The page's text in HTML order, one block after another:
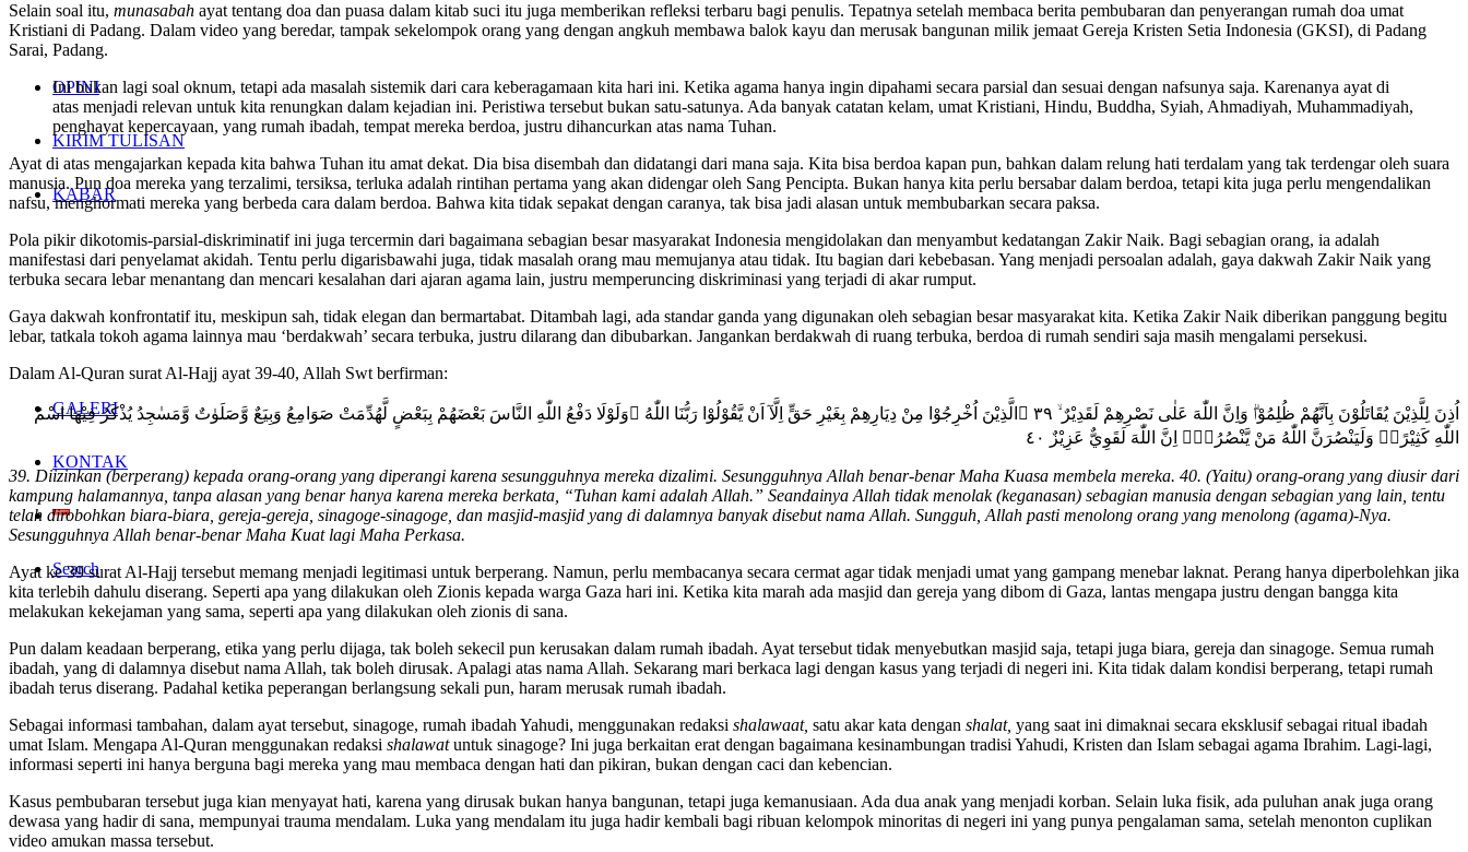
OPINI
KIRIM TULISAN
KABAR
GALERI
KONTAK
Search
Selain soal itu, munasabah ayat tentang doa dan puasa dalam kitab suci itu juga memberikan refleksi terbaru bagi penulis. Tepatnya setelah membaca berita pembubaran dan penyerangan rumah doa umat
Kristiani di Padang. Dalam video yang beredar, tampak sekelompok orang yang dengan angkuh membawa balok kayu dan merusak bangunan milik jemaat Gereja Kristen Setia Indonesia (GKSI), di Padang
Sarai, Padang.
Ini bukan lagi soal oknum, tetapi ada masalah sistemik dari cara keberagamaan kita hari ini. Ketika agama hanya ingin dipahami secara parsial dan sesuai dengan nafsunya saja. Karenanya ayat di
atas menjadi relevan untuk kita renungkan dalam kejadian ini. Peristiwa tersebut bukan satu-satunya. Ada banyak catatan kelam, umat Kristiani, Hindu, Buddha, Syiah, Ahmadiyah, Muhammadiyah,
penghayat kepercayaan, yang rumah ibadah, tempat mereka berdoa, justru dihancurkan atas nama Tuhan.
Ayat di atas mengajarkan kepada kita bahwa Tuhan itu amat dekat. Dia bisa disembah dan didatangi dari mana saja. Kita bisa berdoa kapan pun, bahkan dalam relung hati terdalam yang tak terdengar oleh suara
manusia. Pun doa mereka yang terzalimi, tersiksa, terluka adalah rintihan pertama yang akan didengar oleh Sang Pencipta. Bukan hanya kita perlu bersabar dalam berdoa, tetapi kita juga perlu mengendalikan
nafsu, menghormati mereka yang berbeda cara dalam berdoa. Bahwa kita tidak sepakat dengan caranya, tak bisa jadi alasan untuk membubarkan secara paksa.
Pola pikir dikotomis-parsial-diskriminatif ini juga tercermin dari bagaimana sebagian besar masyarakat Indonesia mengidolakan dan menyambut kedatangan Zakir Naik. Bagi sebagian orang, ia adalah
manifestasi dari penyelamat akidah. Tentu perlu digarisbawahi juga, tidak masalah orang mau memujanya atau tidak. Itu bagian dari kebebasan. Yang menjadi persoalan adalah, gaya dakwah Zakir Naik yang
terbuka secara lebar menantang dan mencari kesalahan dari ajaran agama lain, justru memperuncing diskriminasi yang terjadi di akar rumput.
Gaya dakwah konfrontatif itu, meskipun sah, tidak elegan dan bermartabat. Ditambah lagi, ada standar ganda yang digunakan oleh sebagian besar masyarakat kita. Ketika Zakir Naik diberikan panggung begitu
lebar, tatkala tokoh agama lainnya mau ‘berdakwah’ secara terbuka, justru dilarang dan dibubarkan. Jangankan berdakwah di ruang terbuka, berdoa di rumah sendiri saja masih mengalami persekusi.
Dalam Al-Quran surat Al-Hajj ayat 39-40, Allah Swt berfirman:
اُذِنَ لِلَّذِيْنَ يُقَاتَلُوْنَ بِاَنَّهُمْ ظُلِمُوْاۗ وَاِنَّ اللّٰهَ عَلٰى نَصْرِهِمْ لَقَدِيْرٌ ۙ ٣٩ ۨالَّذِيْنَ اُخْرِجُوْا مِنْ دِيَارِهِمْ بِغَيْرِ حَقٍّ اِلَّآ اَنْ يَّقُوْلُوْا رَبُّنَا اللّٰهُ ۗوَلَوْلَا دَفْعُ اللّٰهِ النَّاسَ بَعْضَهُمْ بِبَعْضٍ لَّهُدِّمَتْ صَوَامِعُ وَبِيَعٌ وَّصَلَوٰتٌ وَّمَسٰجِدُ يُذْكَرُ فِيْهَا اسْمُ
اللّٰهِ كَثِيْرًاۗ وَلَيَنْصُرَنَّ اللّٰهُ مَنْ يَّنْصُرُهٗۗ اِنَّ اللّٰهَ لَقَوِيٌّ عَزِيْزٌ ٤٠
39. Diizinkan (berperang) kepada orang-orang yang diperangi karena sesungguhnya mereka dizalimi. Sesungguhnya Allah benar-benar Maha Kuasa membela mereka. 40. (Yaitu) orang-orang yang diusir dari
kampung halamannya, tanpa alasan yang benar hanya karena mereka berkata, “Tuhan kami adalah Allah.” Seandainya Allah tidak menolak (keganasan) sebagian manusia dengan sebagian yang lain, tentu
telah dirobohkan biara-biara, gereja-gereja, sinagoge-sinagoge, dan masjid-masjid yang di dalamnya banyak disebut nama Allah. Sungguh, Allah pasti menolong orang yang menolong (agama)-Nya.
Sesungguhnya Allah benar-benar Maha Kuat lagi Maha Perkasa.
Ayat ke 39 surat Al-Hajj tersebut memang menjadi legitimasi untuk berperang. Namun, perlu membacanya secara cermat agar tidak menjadi umat yang gampang menebar laknat. Perang hanya diperbolehkan jika
kita terlebih dahulu diserang. Seperti apa yang dilakukan oleh Zionis kepada warga Gaza hari ini. Ketika kita marah ada masjid dan gereja yang dibom di Gaza, lantas mengapa justru dengan bangga kita
melakukan kekejaman yang sama, seperti apa yang dilakukan oleh zionis di sana.
Pun dalam keadaan berperang, etika yang perlu dijaga, tak boleh sekecil pun kerusakan dalam rumah ibadah. Ayat tersebut tidak menyebutkan masjid saja, tetapi juga biara, gereja dan sinagoge. Semua rumah
ibadah, yang di dalamnya disebut nama Allah, tak boleh dirusak. Apalagi atas nama Allah. Sekarang mari berkaca lagi dengan kasus yang terjadi di negeri ini. Kita tidak dalam kondisi berperang, tetapi rumah
ibadah terus diserang. Padahal ketika peperangan berlangsung sekali pun, haram merusak rumah ibadah.
Sebagai informasi tambahan, dalam ayat tersebut, sinagoge, rumah ibadah Yahudi, menggunakan redaksi shalawaat, satu akar kata dengan shalat, yang saat ini dimaknai secara eksklusif sebagai ritual ibadah
umat Islam. Mengapa Al-Quran menggunakan redaksi shalawatuntuk sinagoge? Ini juga berkaitan erat dengan bagaimana kesinambungan tradisi Yahudi, Kristen dan Islam sebagai agama Ibrahim. Lagi-lagi,
informasi seperti ini hanya berguna bagi mereka yang mau membaca dengan hati dan pikiran, bukan dengan caci dan kebencian.
Kasus pembubaran tersebut juga kian menyayat hati, karena yang dirusak bukan hanya bangunan, tetapi juga kemanusiaan. Ada dua anak yang menjadi korban. Selain luka fisik, ada puluhan anak juga orang
dewasa yang hadir di sana, mempunyai trauma mendalam. Luka yang mendalam itu juga hadir kembali bagi ribuan kelompok minoritas di negeri ini yang punya pengalaman sama, setelah menonton cuplikan
video amukan massa tersebut.